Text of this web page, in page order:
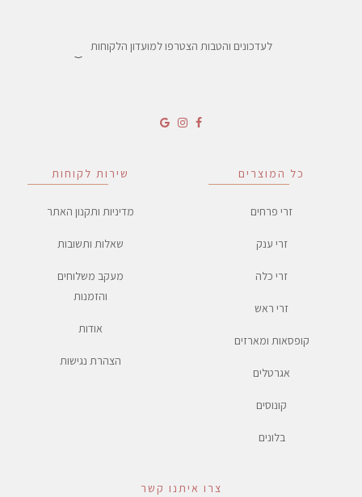
צרו איתנו קשר
כל המוצרים
זרי פרחים
זרי ענק
זרי כלה
זרי ראש
קופסאות ומארזים
אגרטלים
קונוסים
בלונים
שירות לקוחות
מדיניות ותקנון האתר
שאלות ותשובות
מעקב משלוחים
והזמנות
אודות
הצהרת נגישות
לעדכונים והטבות הצטרפו למועדון הלקוחות